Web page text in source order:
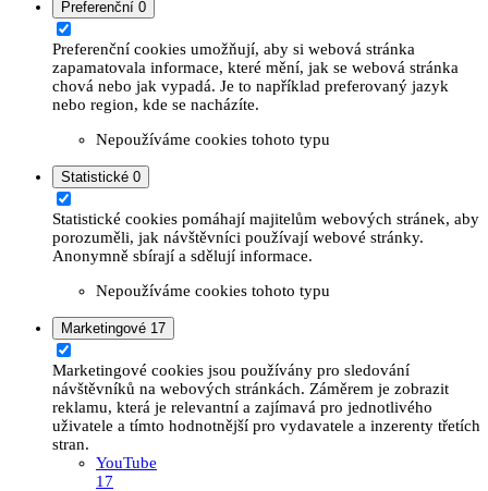
Preferenční 0
Preferenční cookies umožňují, aby si webová stránka
zapamatovala informace, které mění, jak se webová stránka
chová nebo jak vypadá. Je to například preferovaný jazyk
nebo region, kde se nacházíte.
Nepoužíváme cookies tohoto typu
Statistické 0
Statistické cookies pomáhají majitelům webových stránek, aby
porozuměli, jak návštěvníci používají webové stránky.
Anonymně sbírají a sdělují informace.
Nepoužíváme cookies tohoto typu
Marketingové 17
Marketingové cookies jsou používány pro sledování
návštěvníků na webových stránkách. Záměrem je zobrazit
reklamu, která je relevantní a zajímavá pro jednotlivého
uživatele a tímto hodnotnější pro vydavatele a inzerenty třetích
stran.
YouTube
17